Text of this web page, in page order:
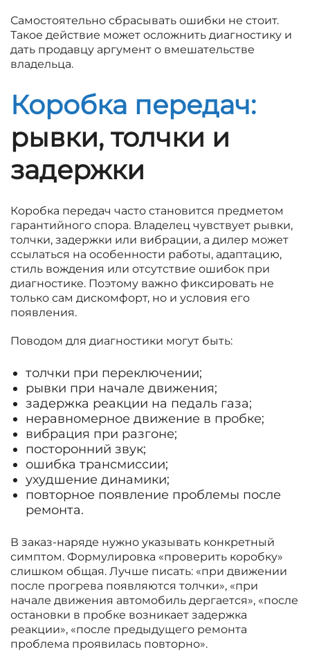
Самостоятельно сбрасывать ошибки не стоит.
Такое действие может осложнить диагностику и
дать продавцу аргумент о вмешательстве
владельца.
Коробка передач:
рывки, толчки и
задержки
Коробка передач часто становится предметом
гарантийного спора. Владелец чувствует рывки,
толчки, задержки или вибрации, а дилер может
ссылаться на особенности работы, адаптацию,
стиль вождения или отсутствие ошибок при
диагностике. Поэтому важно фиксировать не
только сам дискомфорт, но и условия его
появления.
Поводом для диагностики могут быть:
толчки при переключении;
рывки при начале движения;
задержка реакции на педаль газа;
неравномерное движение в пробке;
вибрация при разгоне;
посторонний звук;
ошибка трансмиссии;
ухудшение динамики;
повторное появление проблемы после
ремонта.
В заказ-наряде нужно указывать конкретный
симптом. Формулировка «проверить коробку»
слишком общая. Лучше писать: «при движении
после прогрева появляются толчки», «при
начале движения автомобиль дергается», «после
остановки в пробке возникает задержка
реакции», «после предыдущего ремонта
проблема проявилась повторно».